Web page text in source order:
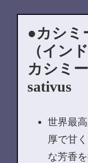
カシミ
（イン
カシミ
sativus
世界最
厚で甘
な芳香を